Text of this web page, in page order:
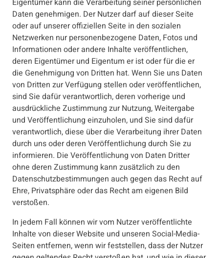
Daten genehmigen. Der Nutzer darf auf dieser Seite
oder auf unserer offiziellen Seite in den sozialen
Netzwerken nur personenbezogene Daten, Fotos und
Informationen oder andere Inhalte veröffentlichen,
deren Eigentümer und Eigentum er ist oder für die er
die Genehmigung von Dritten hat. Wenn Sie uns Daten
von Dritten zur Verfügung stellen oder veröffentlichen,
sind Sie dafür verantwortlich, deren vorherige und
ausdrückliche Zustimmung zur Nutzung, Weitergabe
und Veröffentlichung einzuholen, und Sie sind dafür
verantwortlich, diese über die Verarbeitung ihrer Daten
durch uns oder deren Veröffentlichung durch Sie zu
informieren. Die Veröffentlichung von Daten Dritter
ohne deren Zustimmung kann zusätzlich zu den
Datenschutzbestimmungen auch gegen das Recht auf
Ehre, Privatsphäre oder das Recht am eigenen Bild
verstoßen.
In jedem Fall können wir vom Nutzer veröffentlichte
Inhalte von dieser Website und unseren Social-Media-
Seiten entfernen, wenn wir feststellen, dass der Nutzer